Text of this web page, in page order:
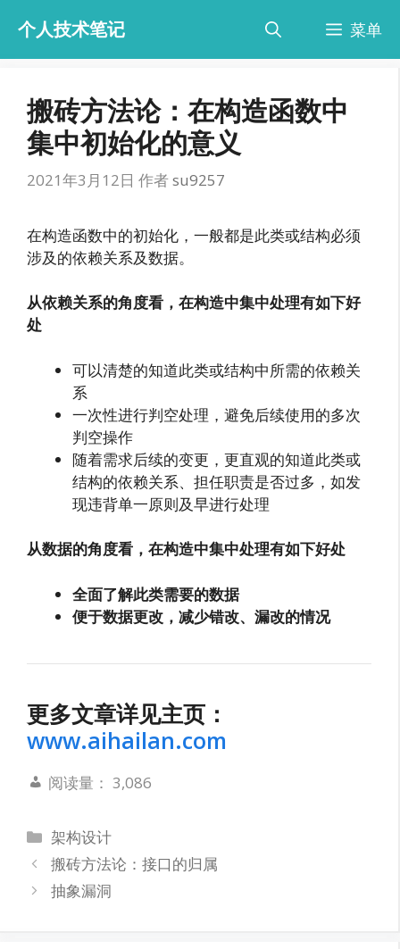
内
个人技术笔记 菜单
搬砖方法论：在构造函数中
集中初始化的意义
2021年3月12日 作者su9257
在构造函数中的初始化，一般都是此类或结构必须
涉及的依赖关系及数据。
从依赖关系的角度看，在构造中集中处理有如下好
处
可以清楚的知道此类或结构中所需的依赖关
系
一次性进行判空处理，避免后续使用的多次
判空操作
随着需求后续的变更，更直观的知道此类或
结构的依赖关系、担任职责是否过多，如发
现违背单一原则及早进行处理
从数据的角度看，在构造中集中处理有如下好处
全面了解此类需要的数据
便于数据更改，减少错改、漏改的情况
更多文章详见主页：
www.aihailan.com
阅读量： 3,086
分
类
架构设计
搬砖方法论：接口的归属
抽象漏洞